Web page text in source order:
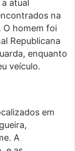
atual
na
O homem foi
Republicana
enquanto
veículo.
em
A